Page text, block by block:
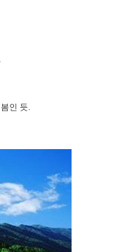
인 듯.